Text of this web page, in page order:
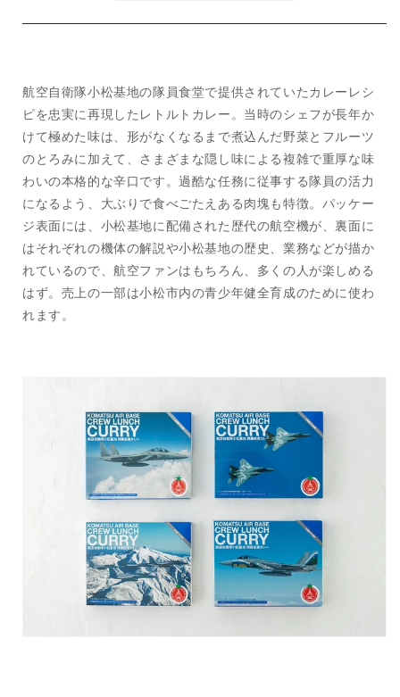
カ
レ
ー
(4
個)
の
数
量
を
減
ら
カ
レ
ー
(4
個)
の
数
量
を
増
航空自衛隊小松基地の隊員食堂で提供されていたカレーレシ
ピを忠実に再現したレトルトカレー。当時のシェフが長年か
けて極めた味は、形がなくなるまで煮込んだ野菜とフルーツ
のとろみに加えて、さまざまな隠し味による複雑で重厚な味
わいの本格的な辛口です。過酷な任務に従事する隊員の活力
になるよう、大ぶりで食べごたえある肉塊も特徴。パッケー
ジ表面には、小松基地に配備された歴代の航空機が、裏面に
はそれぞれの機体の解説や小松基地の歴史、業務などが描か
れているので、航空ファンはもちろん、多くの人が楽しめる
はず。売上の一部は小松市内の青少年健全育成のために使わ
れます。